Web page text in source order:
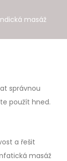
masáž
správnou
použít hned.
a řešit
masáž